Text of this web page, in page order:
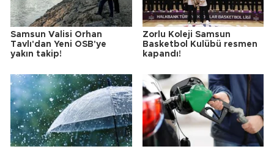
Samsun Valisi Orhan
Tavlı'dan Yeni OSB'ye
yakın takip!
Zorlu Koleji Samsun
Basketbol Kulübü resmen
kapandı!